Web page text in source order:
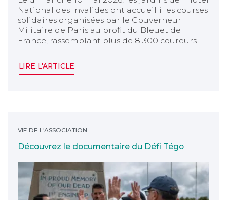
National des Invalides ont accueilli les courses
solidaires organisées par le Gouverneur
Militaire de Paris au profit du Bleuet de
France, rassemblant plus de 8 300 coureurs
venus soutenir les blessés des armées, les
et les victimes du terrorisme. Pour la
LIRE L'ARTICLE
VIE DE L'ASSOCIATION
Découvrez le documentaire du Défi Tégo